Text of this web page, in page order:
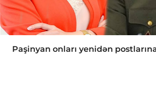
Paşinyan onları yenidən